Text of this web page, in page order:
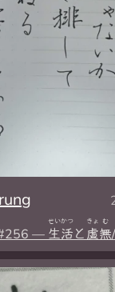
#256 —生
せい
活
かつ
と虚
きょ
無
む
/